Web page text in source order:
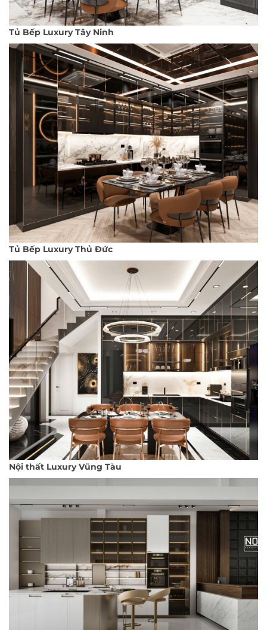
Tủ Bếp Luxury Tây Ninh
Tủ Bếp Luxury Thủ Đức
Nội thất Luxury Vũng Tàu